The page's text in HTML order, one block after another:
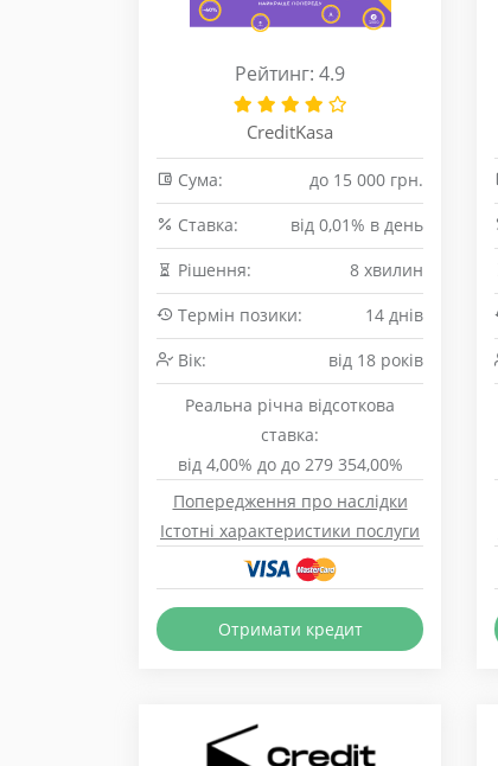
Рейтинг: 4.9
CreditKasa
Сума:
до 15 000 грн.
Cтавка:
від 0,01% в день
Рішення:
8 хвилин
Термін позики:
14 днів
Вік:
від 18 років
Реальна річна відсоткова
ставка:
від 4,00% до до 279 354,00%
Попередження про наслідки
Істотні характеристики послуги
Отримати кредит